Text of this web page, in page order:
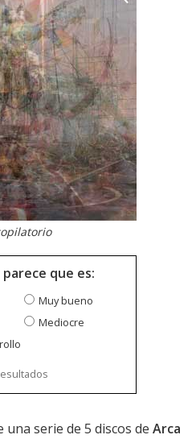
parece que es:
Muy bueno
Mediocre
serie de 5 discos de Arca